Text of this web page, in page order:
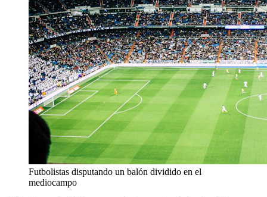
Futbolistas disputando un balón dividido en el
mediocampo